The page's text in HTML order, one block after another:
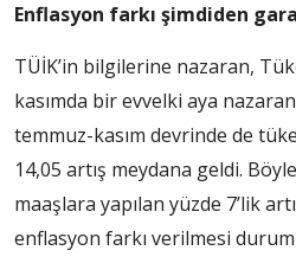
Enflasyon farkı şimdiden
TÜİK’in bilgilerine nazaran,
kasımda bir evvelki aya
temmuz-kasım devrinde de
14,05 artış meydana geldi.
maaşlara yapılan yüzde 7’lik
enflasyon farkı verilmesi